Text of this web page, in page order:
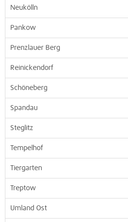
Neukölln
Pankow
Prenzlauer Berg
Reinickendorf
Schöneberg
Spandau
Steglitz
Tempelhof
Tiergarten
Treptow
Umland Ost